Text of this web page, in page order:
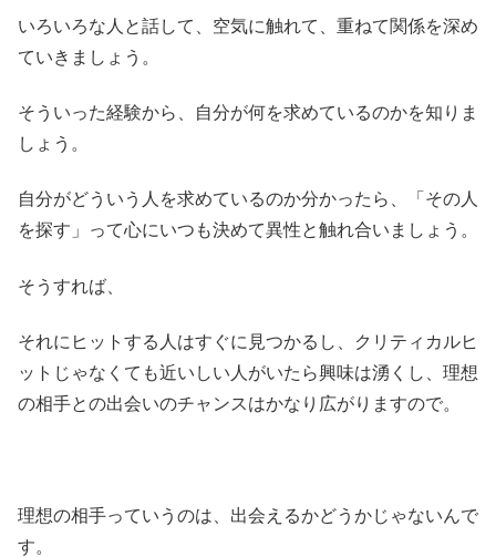
いろいろな人と話して、空気に触れて、重ねて関係を深め
ていきましょう。
そういった経験から、自分が何を求めているのかを知りま
しょう。
自分がどういう人を求めているのか分かったら、「その人
を探す」って心にいつも決めて異性と触れ合いましょう。
そうすれば、
それにヒットする人はすぐに見つかるし、クリティカルヒ
ットじゃなくても近いしい人がいたら興味は湧くし、理想
の相手との出会いのチャンスはかなり広がりますので。
理想の相手っていうのは、出会えるかどうかじゃないんで
す。